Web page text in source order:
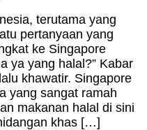
terutama yang
pertanyaan yang
ke Singapore
ya yang halal?” Kabar
khawatir. Singapore
yang sangat ramah
makanan halal di sini
khas […]